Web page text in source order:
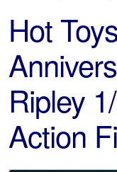
Hot
Ripley
Action